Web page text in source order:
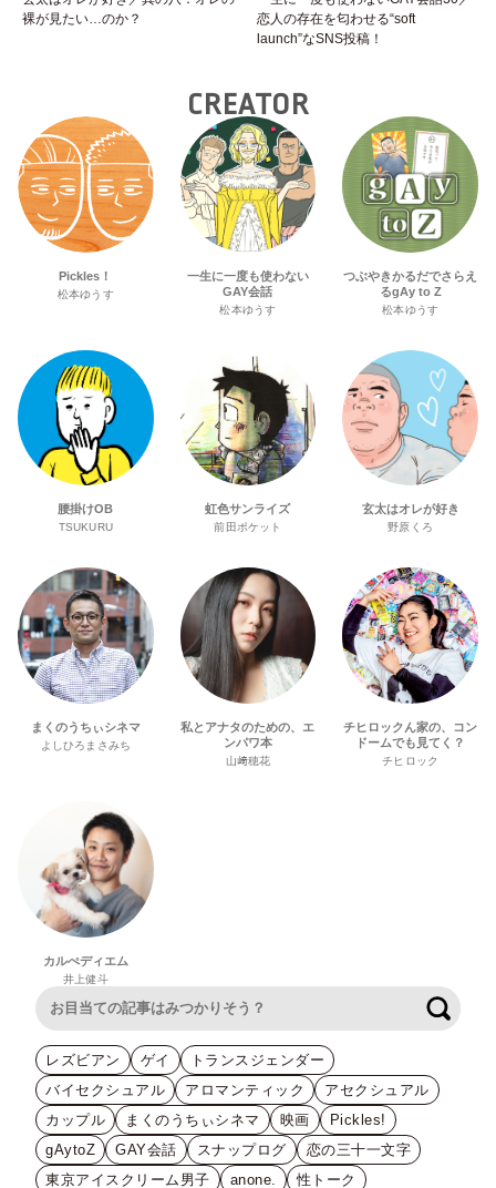
裸が見たい…のか？
恋人の存在を匂わせる“soft
launch”なSNS投稿！
CREATOR
Pickles！
松本ゆうす
一生に一度も使わない
GAY会話
松本ゆうす
つぶやきかるだでさらえ
るgAy to Z
松本ゆうす
腰掛けOB
TSUKURU
虹色サンライズ
前田ポケット
玄太はオレが好き
野原くろ
まくのうちぃシネマ
よしひろまさみち
私とアナタのための、エ
ンパワ本
山﨑穂花
チヒロックん家の、コン
ドームでも見てく？
チヒロック
カルぺディエム
井上健斗
レズビアン ゲイ
トランスジェンダー
バイセクシュアル
アロマンティック
アセクシュアル
カップル
まくのうちぃシネマ 映画
Pickles!
gAytoZ
GAY会話 スナップログ
恋の三十一文字
東京アイスクリーム男子
anone.
性トーク